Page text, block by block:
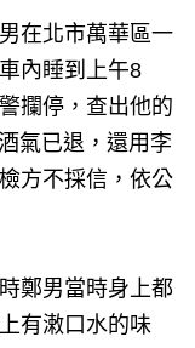
在北市萬華區一
內睡到上午8
攔停，查出他的
氣已退，還用李
方不採信，依公
鄭男當時身上都
有潄口水的味